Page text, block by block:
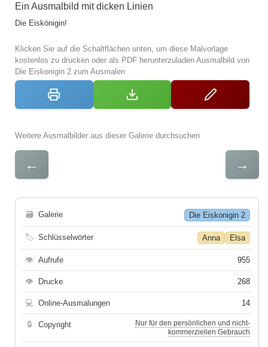
Ein Ausmalbild mit dicken Linien
Die Eiskönigin!
Klicken Sie auf die Schaltflächen unten, um diese Malvorlage
kostenlos zu drucken oder als PDF herunterzuladen Ausmalbild von
Die Eiskonigin 2 zum Ausmalen
Weitere Ausmalbilder aus dieser Galerie durchsuchen
← →
🗃 Galerie Die Eiskonigin 2
🏷 Schlüsselwörter Anna Elsa
👁 Aufrufe 955
👁 Drucke 268
💻 Online-Ausmalungen 14
🔒 Copyright
Nur für den persönlichen und nicht-
kommerziellen Gebrauch